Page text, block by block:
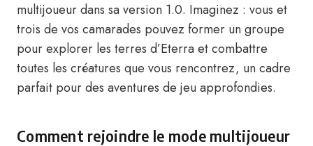
multijoueur dans sa version 1.0. Imaginez : vous et
trois de vos camarades pouvez former un groupe
pour explorer les terres d’Eterra et combattre
toutes les créatures que vous rencontrez, un cadre
parfait pour des aventures de jeu approfondies.
Comment rejoindre le mode multijoueur